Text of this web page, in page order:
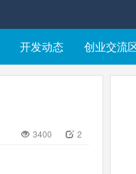
开发动态 创业交流
2
3400